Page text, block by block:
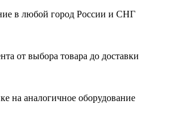
в любой город России и СНГ
от выбора товара до доставки
на аналогичное оборудование